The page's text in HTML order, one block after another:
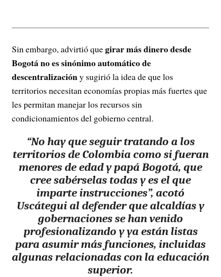
Sin embargo, advirtió quegirar más dinero desde
Bogotá no es sinónimo automático de
descentralizacióny sugirió la idea de que los
territorios necesitan economías propias más fuertes que
les permitan manejar los recursos sin
condicionamientos del gobierno central.
“No hay que seguir tratando a los
territorios de Colombia como si fueran
menores de edad y papá Bogotá, que
cree sabérselas todas y es el que
imparte instrucciones”, acotó
Uscátegui al defender que alcaldías y
gobernaciones se han venido
profesionalizando y ya están listas
para asumir más funciones, incluidas
algunas relacionadas con la educación
superior.